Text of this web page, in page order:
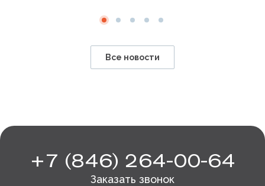
Все новости
+7 (846) 264-00-64
Заказать звонок